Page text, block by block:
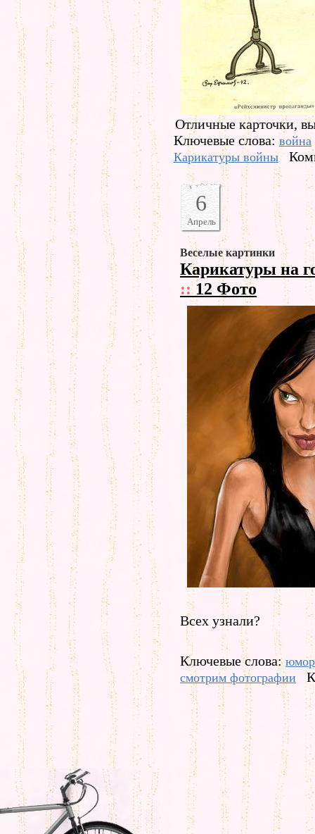
Отличные карточки,
Ключевые слова:война
Карикатуры войны
6
Апрель
Веселые картинки
Карикатуры на
::12 Фото
Всех узнали?
Ключевые слова: юмор
смотрим фотографии